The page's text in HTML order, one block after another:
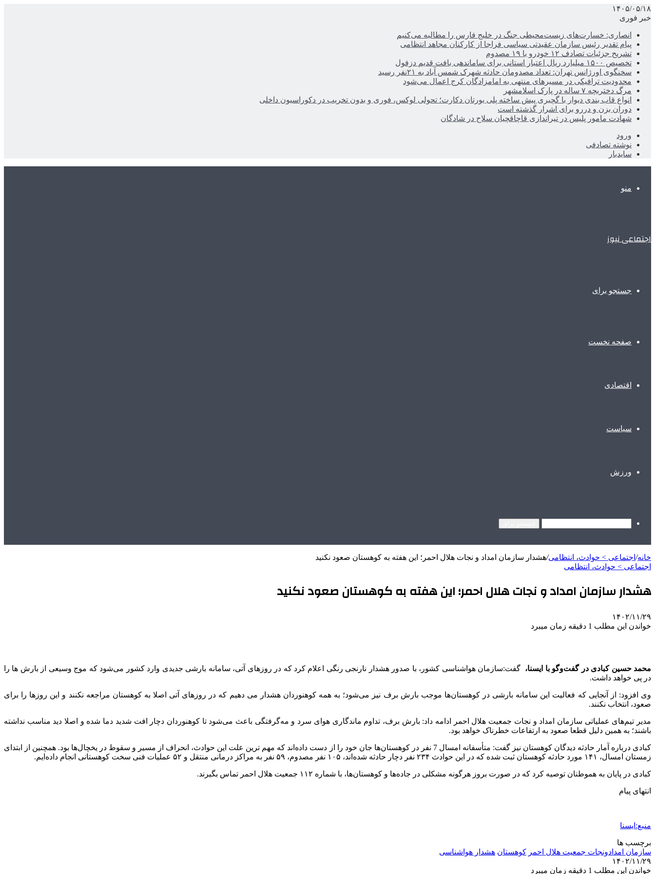
۱۴۰۵/۰۵/۱۸
خبر فوری
انصاری: خسارت‌های زیست‌محیطی جنگ در خلیج فارس را مطالبه‌ می‌کنیم
پیام تقدیر رئیس سازمان عقیدتی سیاسی فراجا از کارکنان مجاهد انتظامی
تشریح جزئیات تصادف ۱۲ خودرو با ۱۹ مصدوم
تخصیص ۱۵۰۰ میلیارد ریال اعتبار استانی برای ساماندهی بافت قدیم دزفول
سخنگوی اورژانس تهران: تعداد مصدومان حادثه شهرک شمس آباد به ۲۱نفر رسید
محدودیت ترافیکی در مسیرهای منتهی به امامزادگان کرج اعمال می‌شود
مرگ دختربچه ۷ ساله در پارک اسلامشهر
انواع قاب بندی دیوار با گچبری پیش ساخته پلی یورتان دکارت؛ تحولی لوکس، فوری و بدون تخریب در دکوراسیون داخلی
دوران بزن و دررو برای اشرار گذشته است
شهادت مامور پلیس در تیراندازی قاچاقچیان سلاح در شادگان
ورود
نوشته تصادفی
سایدبار
منو
اجتماعی نیوز
جستجو برای
صفحه نخست
اقتصادی
سیاست
ورزش
خانه/ اجتماعی > حوادث، انتظامی/هشدار سازمان امداد و نجات هلال احمر؛ این هفته به کوهستان صعود نکنید
اجتماعی > حوادث، انتظامی
هشدار سازمان امداد و نجات هلال احمر؛ این هفته به کوهستان صعود نکنید
۱۴۰۲/۱۱/۲۹
خواندن این مطلب 1 دقیقه زمان میبرد
محمد حسین کبادی در گفت‌وگو با ایسنا، گفت:سازمان هواشناسی کشور، با صدور هشدار نارنجی رنگی اعلام کرد که در روزهای آتی، سامانه بارشی جدیدی وارد کشور می‌شود که موج وسیعی از بارش ها را
در پی خواهد داشت.
وی افزود: از آنجایی که فعالیت این سامانه بارشی در کوهستان‌ها موجب بارش برف نیز می‌شود؛ به همه کوهنوردان هشدار می دهیم که در روزهای آتی اصلا به کوهستان مراجعه نکنند و این روزها را برای
صعود، انتخاب نکنند.
مدیر تیم‌های عملیاتی سازمان امداد و نجات جمعیت هلال احمر ادامه داد: بارش برف، تداوم ماندگاری هوای سرد و مه‌گرفتگی باعث می‌شود تا کوهنوردان دچار افت شدید دما شده و اصلا دید مناسب نداشته
باشند؛ به همین دلیل قطعا صعود به ارتفاعات خطرناک خواهد بود.
کبادی درباره آمار حادثه دیدگان کوهستان نیز گفت: متأسفانه امسال 7 نفر در کوهستان‌ها جان خود را از دست داده‌اند که مهم ترین علت این حوادث، انحراف از مسیر و سقوط در یخچال‌ها بود. همچنین از ابتدای
زمستان امسال، ۱۴۱ مورد حادثه کوهستان ثبت شده که در این حوادث ۲۳۴ نفر دچار حادثه شده‌اند، ۱۰۵ نفر مصدوم، ۵۹ نفر به مراکز درمانی منتقل و ۵۲ عملیات فنی سخت کوهستانی انجام داده‌ایم.
کبادی در پایان به هموطنان توصیه کرد که در صورت بروز هرگونه مشکلی در جاده‌ها و کوهستان‌ها، با شماره ۱۱۲ جمعیت هلال احمر تماس بگیرند.
انتهای پیام
منبع:ایسنا
برچسب ها
سازمان امدادونجات جمعیت هلال احمر كوهستان هشدار هواشناسی
۱۴۰۲/۱۱/۲۹
خواندن این مطلب 1 دقیقه زمان میبرد